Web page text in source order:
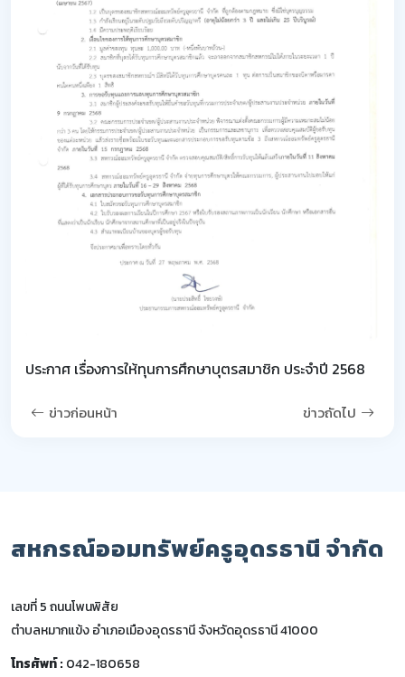
ประกาศ เรื่องการให้ทุนการศึกษาบุตรสมาชิก ประจำปี 2568
ข่าวก่อนหน้า ข่าวถัดไป
สหกรณ์ออมทรัพย์ครูอุดรธานี จำกัด
เลขที่ 5 ถนนโพนพิสัย
ตำบลหมากแข้ง อำเภอเมืองอุดรธานี จังหวัดอุดรธานี 41000
โทรศัพท์ : 042-180658